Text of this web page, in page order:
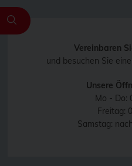
Vereinbaren
und besuchen Sie
Unsere
Mo - Do:
Freitag:
Samstag: